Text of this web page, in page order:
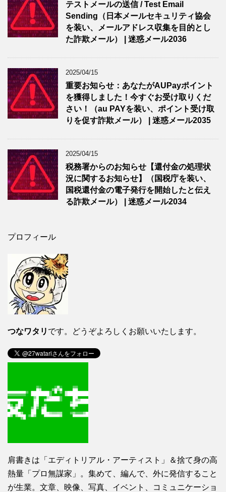
テストメールの送信 / Test Email
Sending（日本メールセキュリティ協会
を装い、メールアドレス収集を目的とし
た詐欺メール） | 迷惑メール2036
2025/04/15
重要お知らせ：あなたがAUPayポイント
を獲得しました！今すぐお受け取りくだ
さい！（au PAYを装い、ポイント受け取
りを促す詐欺メール） | 迷惑メール2035
2025/04/15
税務署からのお知らせ【還付金の処理状
況に関するお知らせ】（国税庁を装い、
国税還付金の電子発行を開始したと伝え
る詐欺メール） | 迷惑メール2034
プロフィール
つなワタリ です。どうぞよろしくお願いいたします。
肩書きは「エディトリアル・アーティスト」＆捨て身の高
熱量「プロ無謀家」。集めて、編んで、外に発信すること
が生業。文章、映像、写真、イベント、コミュニケーショ